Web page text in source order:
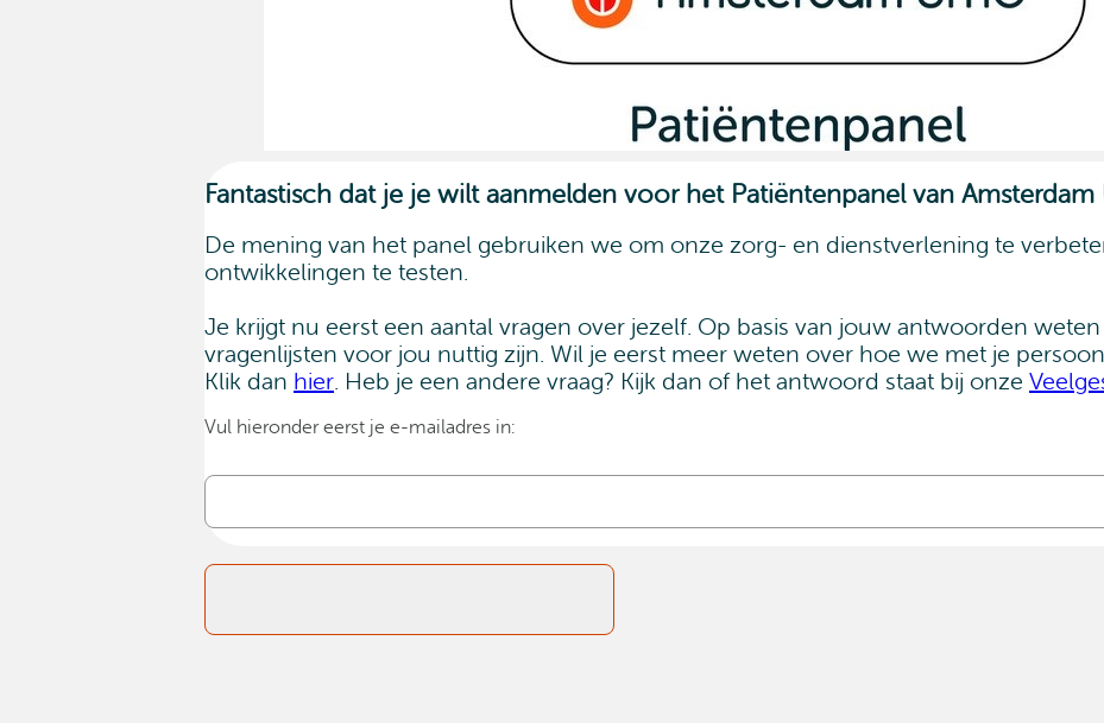
Fantastisch dat je je wilt aanmelden voor het Patiëntenpanel van Amsterdam
De mening van het panel gebruiken we om onze zorg- en dienstverlening te
ontwikkelingen te testen.
Je krijgt nu eerst een aantal vragen over jezelf. Op basis van jouw antwoorden
vragenlijsten voor jou nuttig zijn. Wil je eerst meer weten over hoe we met je
Klik dan hier. Heb je een andere vraag? Kijk dan of het antwoord staat bij onze
Vul hieronder eerst je e-mailadres in: